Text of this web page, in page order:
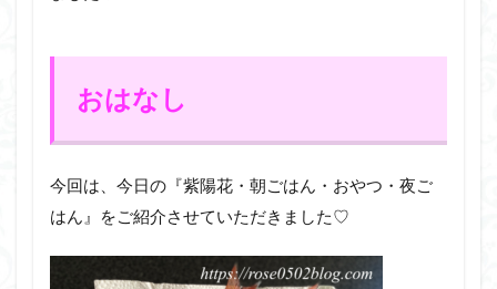
おはなし
今回は、今日の『紫陽花・朝ごはん・おやつ・夜ご
はん』をご紹介させていただきました♡